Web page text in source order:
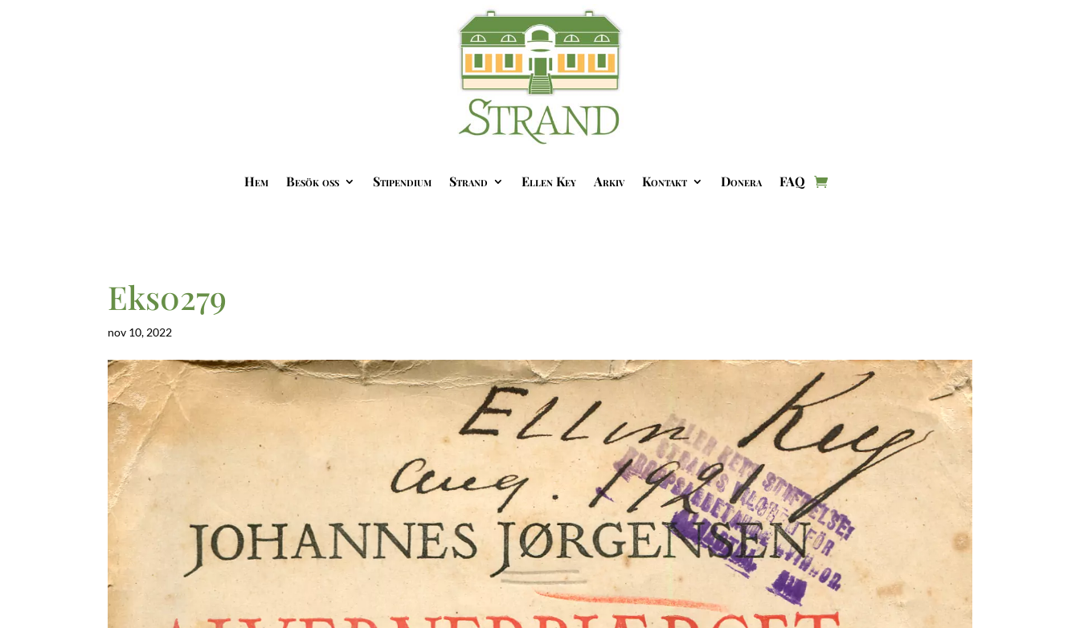
Hem Besök oss Stipendium Strand Ellen Key Arkiv Kontakt Donera FAQ
Eks0279
nov 10, 2022